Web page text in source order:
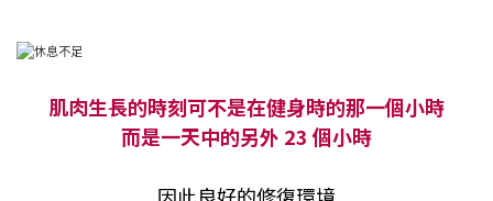
肌肉生長的時刻可不是在健身時的那一個小時
而是一天中的另外 23 個小時